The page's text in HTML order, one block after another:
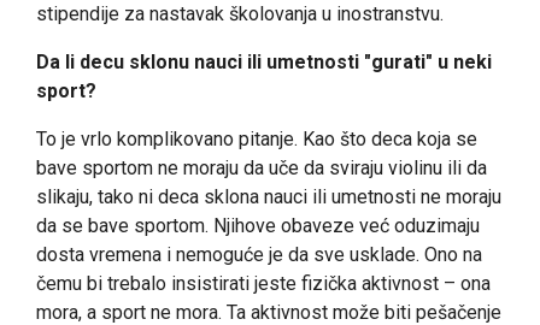
stipendije za nastavak školovanja u inostranstvu.
Da li decu sklonu nauci ili umetnosti "gurati" u neki
sport?
To je vrlo komplikovano pitanje. Kao što deca koja se
bave sportom ne moraju da uče da sviraju violinu ili da
slikaju, tako ni deca sklona nauci ili umetnosti ne moraju
da se bave sportom. Njihove obaveze već oduzimaju
dosta vremena i nemoguće je da sve usklade. Ono na
čemu bi trebalo insistirati jeste fizička aktivnost – ona
mora, a sport ne mora. Ta aktivnost može biti pešačenje